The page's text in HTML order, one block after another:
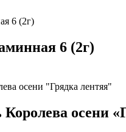
6 (2г)
осени